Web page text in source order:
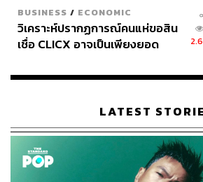
หมอหยินบอกว่า การรักษาตามไทม์ไล
เป็น จำนวนโดสที่เหมาะสม และเทคนิ
BUSINESS / ECONOMIC
วิเคราะห์ปรากฏการณ์คนแห่ขอสิน
เชื่อ CLICX อาจเป็นเพียงยอด
เรือนไทยที่ถูกซุกไว้
LATEST